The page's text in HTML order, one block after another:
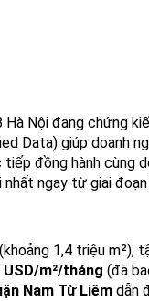
Nội đang chứng
Data) giúp doanh
đồng hành cùng
ngay từ giai
1,4 triệu m²),
USD/m²/tháng (đã
Nam Từ Liêm dẫn